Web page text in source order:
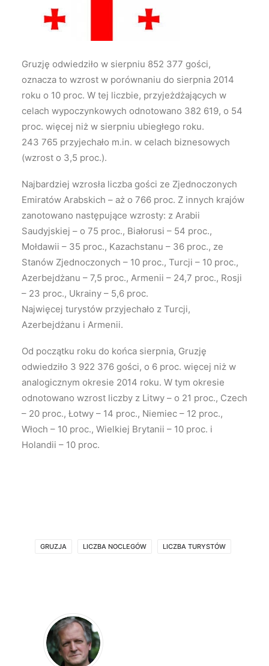
Wyszukiwanie
Gruzję odwiedziło w sierpniu 852 377 gości,
oznacza to wzrost w porównaniu do sierpnia 2014
roku o 10 proc. W tej liczbie, przyjeżdżających w
celach wypoczynkowych odnotowano 382 619, o 54
proc. więcej niż w sierpniu ubiegłego roku.
243 765 przyjechało m.in. w celach biznesowych
(wzrost o 3,5 proc.).
Najbardziej wzrosła liczba gości ze Zjednoczonych
Emiratów Arabskich – aż o 766 proc. Z innych krajów
zanotowano następujące wzrosty: z Arabii
Saudyjskiej – o 75 proc., Białorusi – 54 proc.,
Mołdawii – 35 proc., Kazachstanu – 36 proc., ze
Stanów Zjednoczonych – 10 proc., Turcji – 10 proc.,
Azerbejdżanu – 7,5 proc., Armenii – 24,7 proc., Rosji
– 23 proc., Ukrainy – 5,6 proc.
Najwięcej turystów przyjechało z Turcji,
Azerbejdżanu i Armenii.
Od początku roku do końca sierpnia, Gruzję
odwiedziło 3 922 376 gości, o 6 proc. więcej niż w
analogicznym okresie 2014 roku. W tym okresie
odnotowano wzrost liczby z Litwy – o 21 proc., Czech
– 20 proc., Łotwy – 14 proc., Niemiec – 12 proc.,
Włoch – 10 proc., Wielkiej Brytanii – 10 proc. i
Holandii – 10 proc.
GRUZJA LICZBA NOCLEGÓW LICZBA TURYSTÓW